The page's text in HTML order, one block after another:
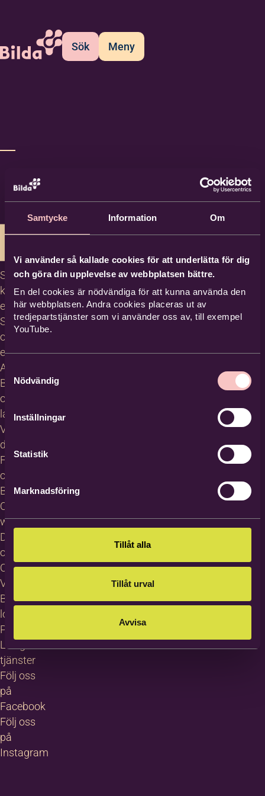
Samtycke Information Om
Vi använder så kallade cookies för att underlätta för dig
och göra din upplevelse av webbplatsen bättre.
En del cookies är nödvändiga för att kunna använda den
här webbplatsen. Andra cookies placeras ut av
tredjepartstjänster som vi använder oss av, till exempel
YouTube.
Samtyckesval
Nödvändig
Inställningar
Statistik
Marknadsföring
Tillåt alla
Tillåt urval
Avvisa
Sök Meny
Studiecirklar,
kurser och
evenemang
Studiematerial
och
erbjudanden
About
Bilda in
other
languages
Villkor för
deltagare
För
cirkelledare
Blanketter
Om
webbplatsen
Dataskydd
och GDPR
Cookies
Visselblåsning
Bildas
logotyp
Pressrum
Lediga
tjänster
Följ oss
på
Facebook
Följ oss
på
Instagram